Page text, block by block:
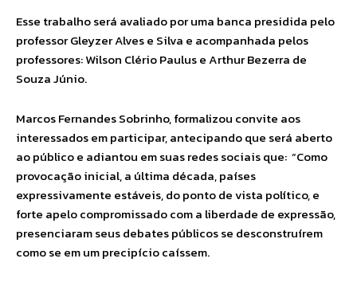
Esse trabalho será avaliado por uma banca presidida pelo
professor Gleyzer Alves e Silva e acompanhada pelos
professores: Wilson Clério Paulus e Arthur Bezerra de
Souza Júnio.
Marcos Fernandes Sobrinho, formalizou convite aos
interessados em participar, antecipando que será aberto
ao público e adiantou em suas redes sociais que: “Como
provocação inicial, a última década, países
expressivamente estáveis, do ponto de vista político, e
forte apelo compromissado com a liberdade de expressão,
presenciaram seus debates públicos se desconstruírem
como se em um precipício caíssem.